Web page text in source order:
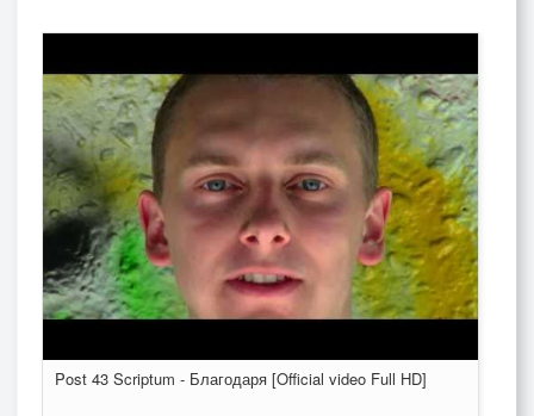
Post 43 Scriptum - Благодаря [Official video Full HD]